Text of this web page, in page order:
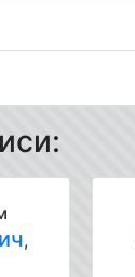
,